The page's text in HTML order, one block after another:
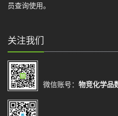
员查询使用。
关注我们
微信账号： 物竞化学品